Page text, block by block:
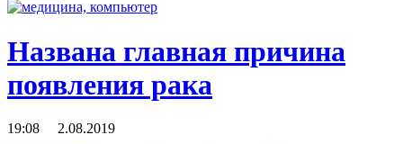
Названа главная причина
появления рака
19:08 2.08.2019